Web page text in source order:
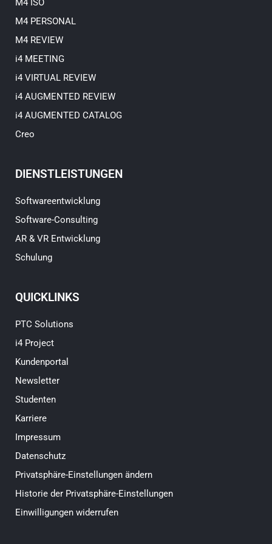
M4 ISO
M4 PERSONAL
M4 REVIEW
i4 MEETING
i4 VIRTUAL REVIEW
i4 AUGMENTED REVIEW
i4 AUGMENTED CATALOG
Creo
DIENSTLEISTUNGEN
Softwareentwicklung
Software-Consulting
AR & VR Entwicklung
Schulung
QUICKLINKS
PTC Solutions
i4 Project
Kundenportal
Newsletter
Studenten
Karriere
Impressum
Datenschutz
Privatsphäre-Einstellungen ändern
Historie der Privatsphäre-Einstellungen
Einwilligungen widerrufen